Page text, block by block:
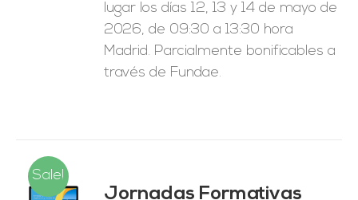
lugar los días 12, 13 y 14 de mayo de
2026, de 09:30 a 13:30 hora
Madrid. Parcialmente bonificables a
través de Fundae.
Sale!
Jornadas Formativas